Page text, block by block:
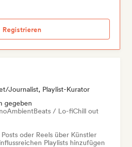
Registrieren
Journalist, Playlist-Kurator
gegeben
AmbientBeats / Lo-fiChill out
oder Reels über Künstler
Playlists hinzufügen